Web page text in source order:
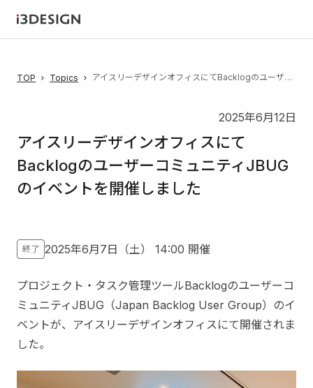
TOP Topics アイスリーデザインオフィスにてBacklogのユーザーコミュニティJBUGのイベントを開催しました
2025年6月12日
アイスリーデザインオフィスにて
BacklogのユーザーコミュニティJBUG
のイベントを開催しました
終了 2025年6月7日（土） 14:00 開催
プロジェクト・タスク管理ツールBacklogのユーザーコ
ミュニティJBUG（Japan Backlog User Group）のイ
ベントが、アイスリーデザインオフィスにて開催されま
した。